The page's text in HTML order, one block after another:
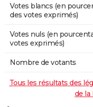
Votes blancs (en
des votes exprimés)
Votes nuls (en
votes exprimés)
Nombre de votants
Tous les résultats des
de la